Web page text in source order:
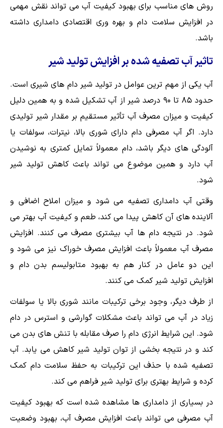
روش های مناسب برای بهبود کیفیت آب می تواند نقش مهمی
در افزایش سلامت دام و بهره وری اقتصادی دامداری داشته
باشد.
تاثیر آب تصفیه شده بر افزایش تولید شیر
آب یکی از مهم ترین عوامل در تولید شیر دام های شیری است.
حدود ۸۵ تا ۹۰ درصد شیر از آب تشکیل شده و به همین دلیل
کیفیت و میزان مصرف آب تأثیر مستقیم بر مقدار شیر تولیدی
دارد. اگر آب مصرفی دام دارای شوری بالا، نیترات، سولفات یا
آلودگی های دیگر باشد، دام معمولاً تمایل کمتری به نوشیدن
آب دارد و همین موضوع می تواند باعث کاهش تولید شیر
شود.
وقتی آب دامداری تصفیه می شود و میزان املاح اضافی و
آلاینده های آن کاهش پیدا می کند، طعم و کیفیت آب بهتر می
شود. در نتیجه دام ها آب بیشتری مصرف می کنند. افزایش
مصرف آب معمولاً باعث افزایش مصرف خوراک نیز می شود و
این دو عامل در کنار هم به بهبود متابولیسم بدن دام و
افزایش تولید شیر کمک می کنند.
از طرف دیگر، وجود برخی ترکیبات مانند شوری بالا یا سولفات
زیاد در آب می تواند باعث مشکلات گوارشی و استرس در دام
شود. این شرایط انرژی دام را صرف مقابله با تنش های بدن می
کند و در نتیجه بخشی از توان تولید شیر کاهش می یابد. آب
تصفیه شده با حذف این ترکیبات به حفظ سلامت دام کمک
کرده و شرایط بهتری برای تولید شیر فراهم می کند.
در بسیاری از دامداری ها مشاهده شده است که بهبود کیفیت
آب مصرفی می تواند باعث افزایش مصرف آب، بهبود وضعیت